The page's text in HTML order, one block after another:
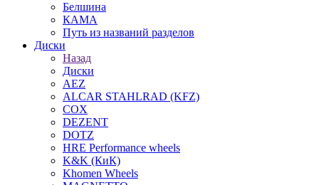
Белшина
КАМА
Путь из названий разделов
Диски
Назад
Диски
AEZ
ALCAR STAHLRAD (KFZ)
COX
DEZENT
DOTZ
HRE Performance wheels
K&K (КиК)
Khomen Wheels